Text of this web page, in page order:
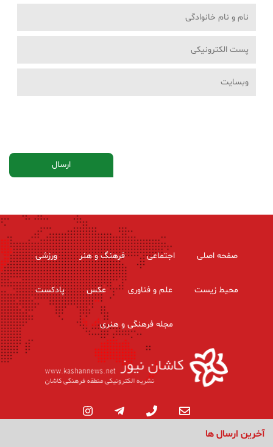
آخرین ارسال ها
صفحه اصلی اجتماعی فرهنگ و هنر ورزشی
محیط زیست علم و فناوری عکس پادکست
مجله فرهنگی و هنری